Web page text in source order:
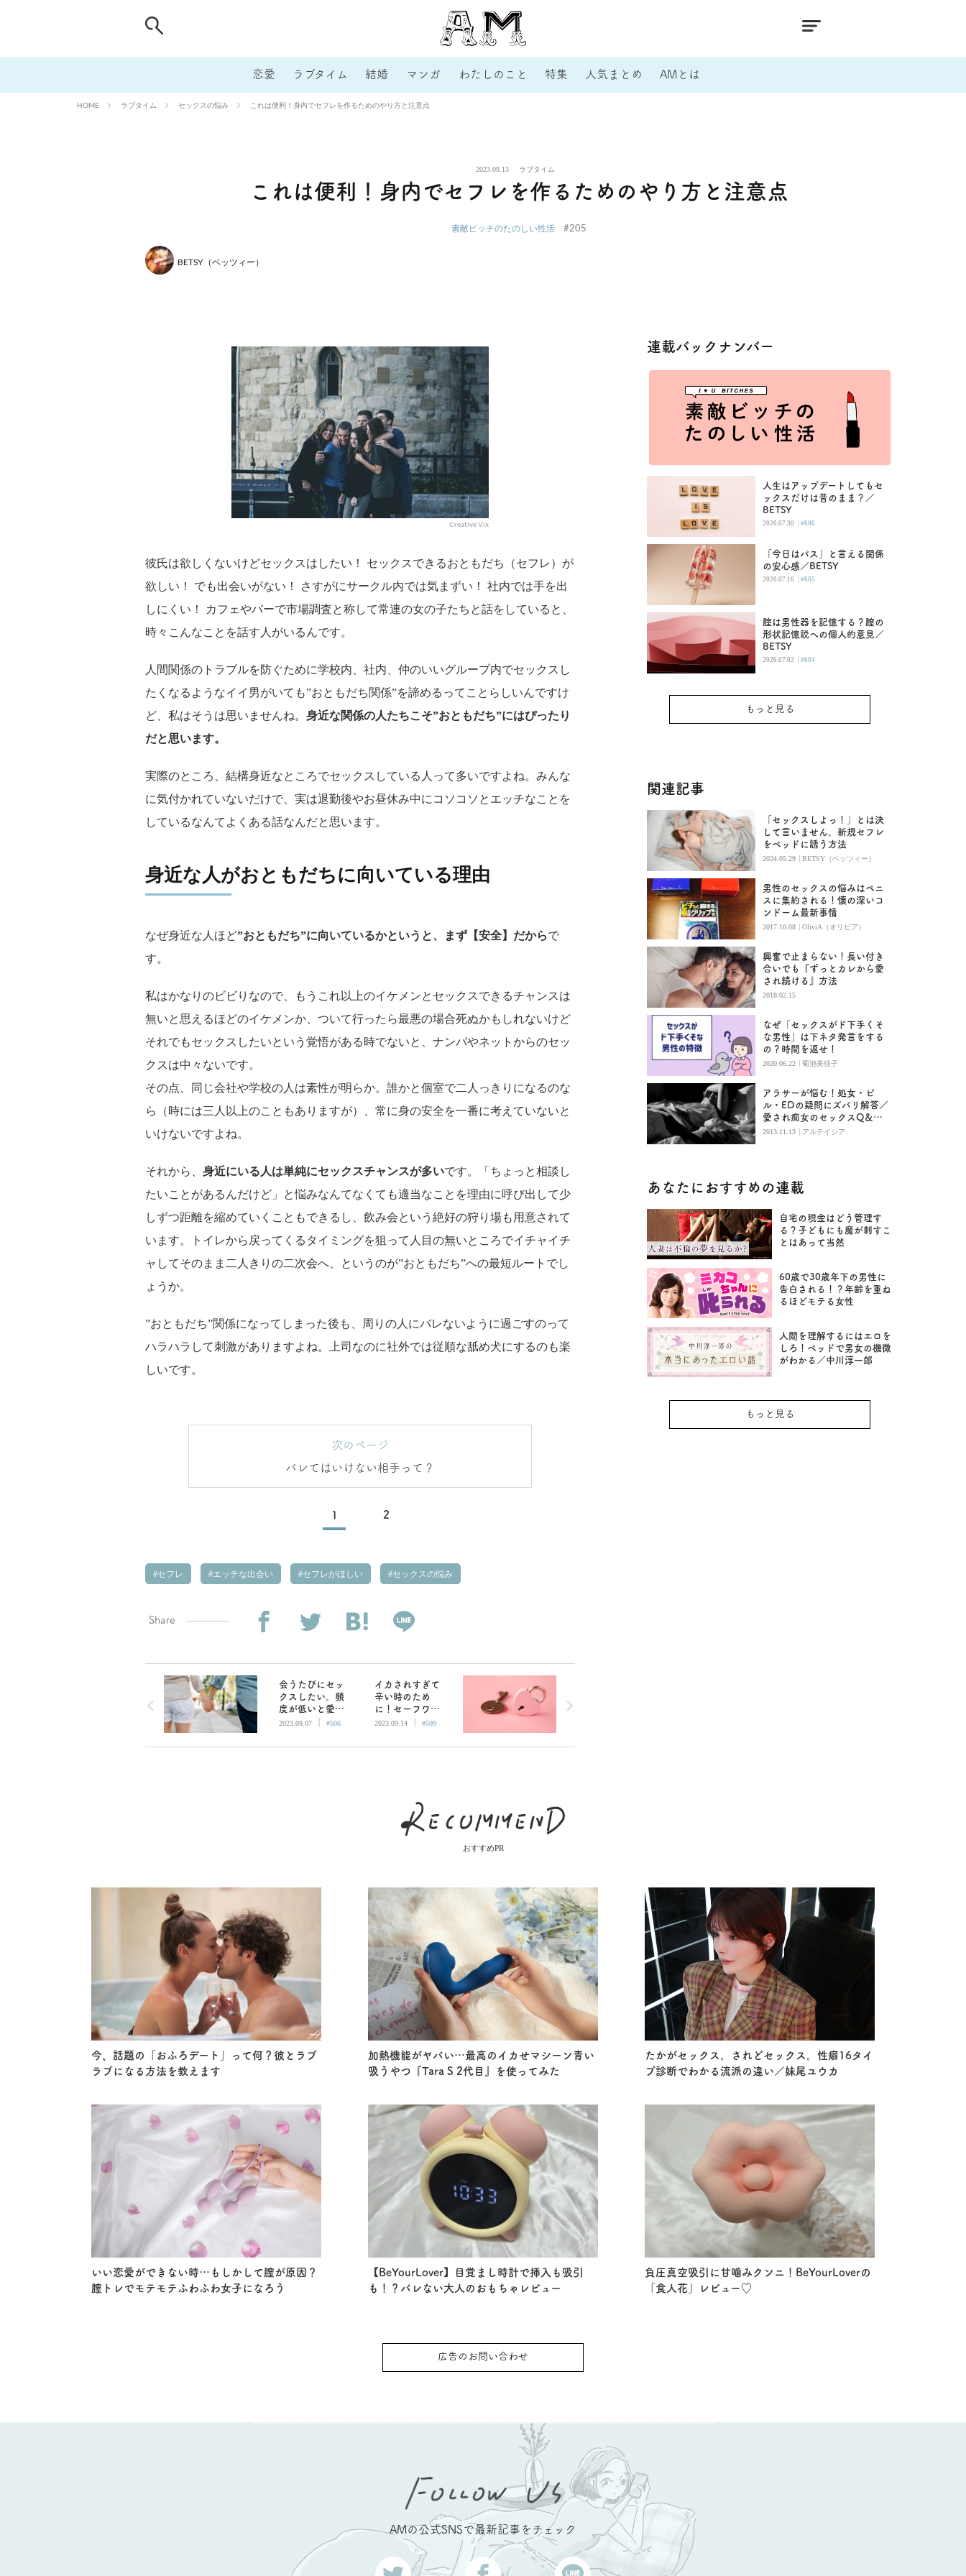
恋愛 ラブタイム 結婚 マンガ わたしのこと 特集 人気まとめ AMとは
HOME ラブタイム セックスの悩み これは便利！身内でセフレを作るためのやり方と注意点
2023.09.13 ラブタイム
これは便利！身内でセフレを作るためのやり方と注意点
素敵ビッチのたのしい性活 #205
BETSY（ベッツィー）
Creative Vix
彼氏は欲しくないけどセックスはしたい！ セックスできるおともだち（セフレ）が
欲しい！ でも出会いがない！ さすがにサークル内では気まずい！ 社内では手を出
しにくい！ カフェやバーで市場調査と称して常連の女の子たちと話をしていると、
時々こんなことを話す人がいるんです。
人間関係のトラブルを防ぐために学校内、社内、仲のいいグループ内でセックスし
たくなるようなイイ男がいても”おともだち関係”を諦めるってことらしいんですけ
ど、私はそうは思いませんね。 身近な関係の人たちこそ”おともだち”にはぴったり
だと思います。
実際のところ、結構身近なところでセックスしている人って多いですよね。みんな
に気付かれていないだけで、実は退勤後やお昼休み中にコソコソとエッチなことを
しているなんてよくある話なんだと思います。
身近な人がおともだちに向いている理由
なぜ身近な人ほど”おともだち”に向いているかというと、まず【安全】だからで
す。
私はかなりのビビりなので、もうこれ以上のイケメンとセックスできるチャンスは
無いと思えるほどのイケメンか、ついて行ったら最悪の場合死ぬかもしれないけど
それでもセックスしたいという覚悟がある時でないと、ナンパやネットからのセッ
クスは中々ないです。
その点、同じ会社や学校の人は素性が明らか。誰かと個室で二人っきりになるのな
ら（時には三人以上のこともありますが）、常に身の安全を一番に考えていないと
いけないですよね。
それから、 身近にいる人は単純にセックスチャンスが多いです。「ちょっと相談し
たいことがあるんだけど」と悩みなんてなくても適当なことを理由に呼び出して少
しずつ距離を縮めていくこともできるし、飲み会という絶好の狩り場も用意されて
います。トイレから戻ってくるタイミングを狙って人目の無いところでイチャイチ
ャしてそのまま二人きりの二次会へ、というのが”おともだち”への最短ルートでし
ょうか。
”おともだち”関係になってしまった後も、周りの人にバレないように過ごすのって
ハラハラして刺激がありますよね。上司なのに社外では従順な舐め犬にするのも楽
しいです。
次のページ
バレてはいけない相手って？
1 2
セフレ エッチな出会い セフレがほしい セックスの悩み
Share
会うたびにセッ
クスしたい。頻
度が低いと愛が
冷めてくる私は
BETSY
2023.09.07 | #506
イカされすぎて
辛い時のため
に！セーフワー
ドを決めておこ
2023.09.14 | #509
連載バックナンバー
人生はアップデートしてもセ
ックスだけは昔のまま？／
BETSY
2026.07.30 | #606
「今日はパス」と言える関係
の安心感／BETSY
2026.07.16 | #605
腟は男性器を記憶する？膣の
形状記憶説への個人的意見／
BETSY
2026.07.02 | #604
もっと見る
関連記事
「セックスしよっ！」とは決
して言いません。新規セフレ
をベッドに誘う方法
2024.05.29 | BETSY（ベッツィー）
男性のセックスの悩みはペニ
スに集約される！懐の深いコ
ンドーム最新事情
2017.10.08 | OliviA（オリビア）
興奮で止まらない！長い付き
合いでも『ずっとカレから愛
され続ける』方法
2018.02.15
なぜ「セックスがド下手くそ
な男性」は下ネタ発言をする
の？時間を返せ！
2020.06.22 | 菊池美佳子
アラサーが悩む！処女・ピ
ル・EDの疑問にズバリ解答／
愛され痴女のセックスQ＆
A（2）
2013.11.13 | アルテイシア
あなたにおすすめの連載
自宅の現金はどう管理す
る？子どもにも魔が刺すこ
とはあって当然
60歳で30歳年下の男性に
告白される！？年齢を重ね
るほどモテる女性
人間を理解するにはエロを
しろ！ベッドで男女の機微
がわかる／中川淳一郎
もっと見る
おすすめPR
今、話題の「おふろデート」って何？彼とラブ
ラブになる方法を教えます
加熱機能がヤバい…最高のイカせマシーン青い
吸うやつ『Tara S 2代目』を使ってみた
たかがセックス。されどセックス。性癖16タイ
プ診断でわかる流派の違い／妹尾ユウカ
いい恋愛ができない時…もしかして膣が原因？
膣トレでモテモテふわふわ女子になろう
【BeYourLover】目覚まし時計で挿入も吸引
も！？バレない大人のおもちゃレビュー
負圧真空吸引に甘噛みクンニ！BeYourLoverの
「食人花」レビュー♡
広告のお問い合わせ
AMの公式SNSで最新記事をチェック